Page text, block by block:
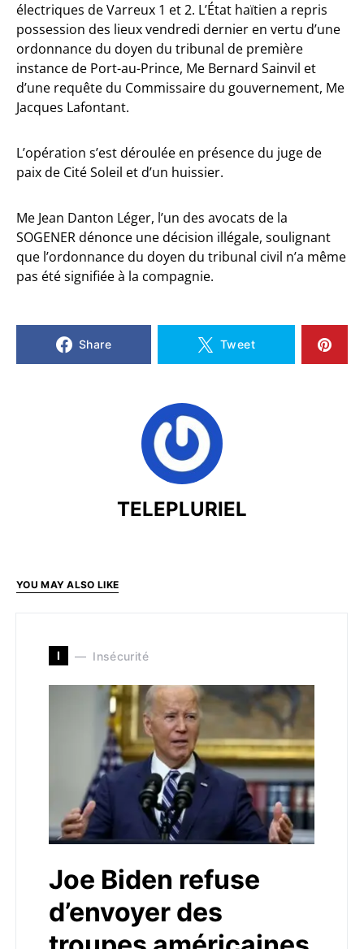
électriques de Varreux 1 et 2. L’État haïtien a repris
possession des lieux vendredi dernier en vertu d’une
ordonnance du doyen du tribunal de première
instance de Port-au-Prince, Me Bernard Sainvil et
d’une requête du Commissaire du gouvernement, Me
Jacques Lafontant.
L’opération s’est déroulée en présence du juge de
paix de Cité Soleil et d’un huissier.
Me Jean Danton Léger, l’un des avocats de la
SOGENER dénonce une décision illégale, soulignant
que l’ordonnance du doyen du tribunal civil n’a même
pas été signifiée à la compagnie.
Share Tweet
TELEPLURIEL
YOU MAY ALSO LIKE
I Insécurité
Joe Biden refuse
d’envoyer des